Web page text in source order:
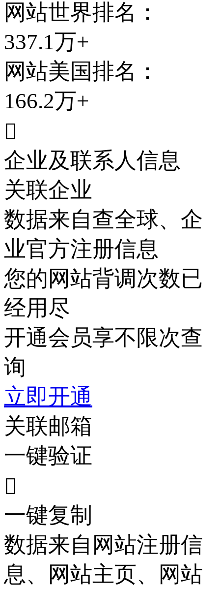
网站世界排名：
337.1万+
网站美国排名：
166.2万+

企业及联系人信息
关联企业
数据来自查全球、企
业官方注册信息
您的网站背调次数已
经用尽
开通会员享不限次查
询
立即开通
关联邮箱
一键验证

一键复制
数据来自网站注册信
息、网站主页、网站